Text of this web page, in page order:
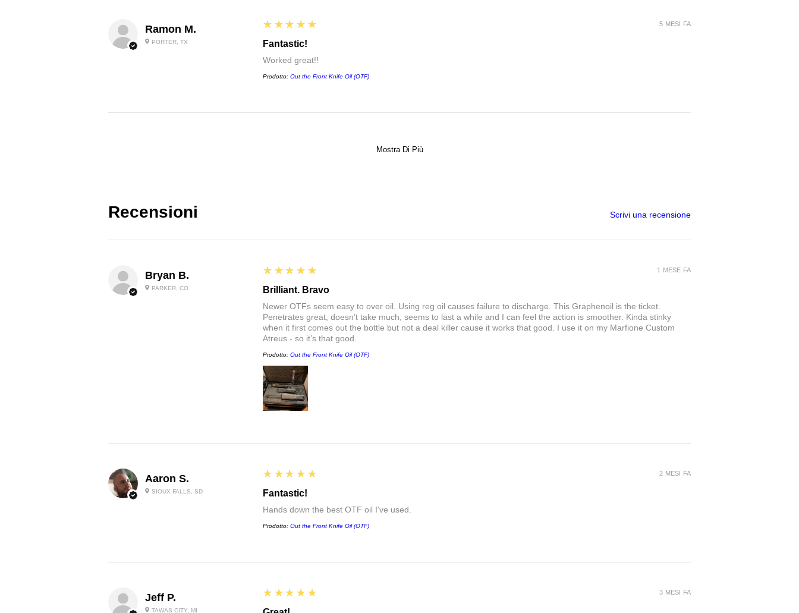
Ramon M.
PORTER, TX
5
★★★★★
Fantastic!
Worked great!!
Prodotto: Out the Front Knife Oil (OTF)
5 MESI FA
Mostra Di Più
Recensioni Scrivi una recensione
Bryan B.
PARKER, CO
5
★★★★★
Brilliant. Bravo
Newer OTFs seem easy to over oil. Using reg oil causes failure to discharge. This Graphenoil is the ticket.
Penetrates great, doesn’t take much, seems to last a while and I can feel the action is smoother. Kinda stinky
when it first comes out the bottle but not a deal killer cause it works that good. I use it on my Marfione Custom
Atreus - so it’s that good.
Prodotto: Out the Front Knife Oil (OTF)
1 MESE FA
Aaron S.
SIOUX FALLS, SD
5
★★★★★
Fantastic!
Hands down the best OTF oil I've used.
Prodotto: Out the Front Knife Oil (OTF)
2 MESI FA
Jeff P.
TAWAS CITY, MI
5
★★★★★ 3 MESI FA